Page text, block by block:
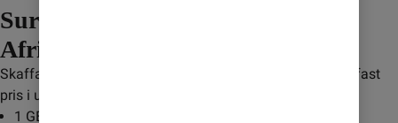
Surfa till fastpris när du reser i
Afrika (1 & 5 GB)
Skaffa ett surfpaket när du reser i Afrika och surfa till ett fast
pris i upp till sju dygn.
1 GB för 195 kr: skicka